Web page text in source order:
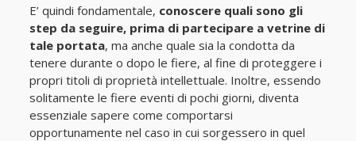
E’ quindi fondamentale, conoscere quali sono gli
step da seguire, prima di partecipare a vetrine di
tale portata, ma anche quale sia la condotta da
tenere durante o dopo le fiere, al fine di proteggere i
propri titoli di proprietà intellettuale. Inoltre, essendo
solitamente le fiere eventi di pochi giorni, diventa
essenziale sapere come comportarsi
opportunamente nel caso in cui sorgessero in quel